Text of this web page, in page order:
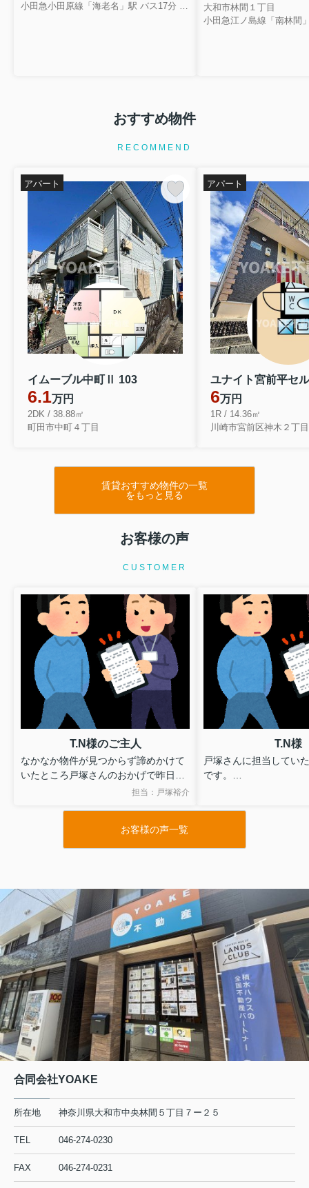
小田急小田原線「海老名」駅 バス17分 相鉄バス「東名綾瀬」 停歩2分
大和市林間１丁目
小田急江ノ島線「南林間
おすすめ物件
RECOMMEND
イムーブル中町Ⅱ 103
6.1万円
2DK / 38.88㎡
町田市中町４丁目
アパート
6万円
1R / 14.36㎡
川崎市宮前区神木２丁目
アパート
賃貸おすすめ物件の一覧
をもっと見る
お客様の声
CUSTOMER
T.N様のご主人
なかなか物件が見つからず諦めかけて
いたところ戸塚さんのおかげで昨日の
物件に入居することができました。
担当：戸塚裕介
T.N様
戸塚さんに担当してい
です。
また終始親身にご対応
心より感謝しておりま
このたびは本当にあり
した。
また機会がございまし
しくお願いいたします。
お客様の声一覧
合同会社YOAKE
所在地 神奈川県大和市中央林間５丁目７ー２５
TEL 046-274-0230
FAX 046-274-0231